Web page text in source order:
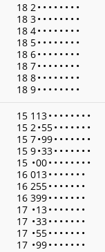
18 2• • • • • • • •
18 3• • • • • • • •
18 4• • • • • • • •
18 5• • • • • • • •
18 6• • • • • • • •
18 7• • • • • • • •
18 8• • • • • • • •
18 9• • • • • • • •
15 113• • • • • • • •
15 2•55• • • • • • •
15 7•99• • • • • • •
15 9•33• • • • • • •
15 •00• • • • • • • •
16 013• • • • • • •
16 255• • • • • • •
16 399• • • • • • •
17 •13• • • • • • •
17 •33• • • • • • •
17 •55• • • • • • •
17 •99• • • • • • •